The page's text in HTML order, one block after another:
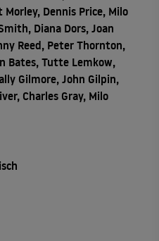
Dennis Price, Milo
Diana Dors, Joan
Reed, Peter Thornton,
Bates, Tutte Lemkow,
Gilmore, John Gilpin,
Charles Gray, Milo